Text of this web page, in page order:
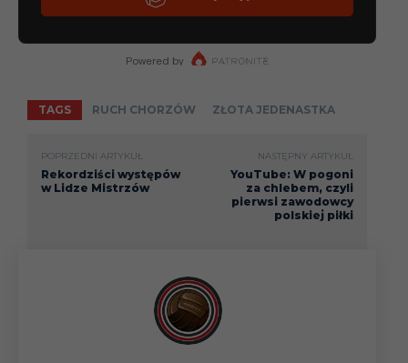
TAGS RUCH CHORZÓW ZŁOTA JEDENASTKA
POPRZEDNI ARTYKUŁ
Rekordziści występów
w Lidze Mistrzów
NASTĘPNY ARTYKUŁ
YouTube: W pogoni
za chlebem, czyli
pierwsi zawodowcy
polskiej piłki